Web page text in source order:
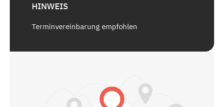
HINWEIS
Terminvereinbarung empfohlen